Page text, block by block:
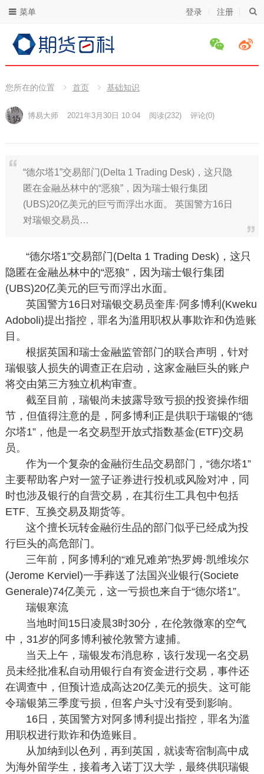
登录 注册
菜单
您所在的位置 首页 基础知识
博易大师 2021年3月30日 10:04 阅读(232) 评论(0)
“德尔塔1”交易部门(Delta 1 Trading Desk)，这只隐
匿在金融丛林中的“恶狼”，因为瑞士银行集团
(UBS)20亿美元的巨亏而浮出水面。 英国警方16日
对瑞银交易员…
“德尔塔1”交易部门(Delta 1 Trading Desk)，这只
隐匿在金融丛林中的“恶狼”，因为瑞士银行集团
(UBS)20亿美元的巨亏而浮出水面。
英国警方16日对瑞银交易员奎库·阿多博利(Kweku
Adoboli)提出指控，罪名为滥用职权从事欺诈和伪造账
目。
根据英国和瑞士金融监管部门的联合声明，针对
瑞银骇人损失的调查正在启动，这家金融巨头的账户
将交由第三方独立机构审查。
截至目前，瑞银尚未披露导致亏损的投资操作细
节，但值得注意的是，阿多博利正是供职于瑞银的“德
尔塔1”，他是一名交易型开放式指数基金(ETF)交易
员。
作为一个复杂的金融衍生品交易部门，“德尔塔1”
主要帮助客户对一篮子证券进行投机或风险对冲，同
时也涉及银行的自营交易，在其衍生工具包中包括
ETF、互换交易及期货等。
这个擅长玩转金融衍生品的部门似乎已经成为投
行巨头的高危部门。
三年前，阿多博利的“难兄难弟”热罗姆·凯维埃尔
(Jerome Kerviel)一手葬送了法国兴业银行(Societe
Generale)74亿美元，这一亏损也来自于“德尔塔1”。
瑞银寒流
当地时间15日凌晨3时30分，在伦敦微寒的空气
中，31岁的阿多博利被伦敦警方逮捕。
当天上午，瑞银发布消息称，该行发现一名交易
员未经批准私自动用银行自有资金进行交易，事件还
在调查中，但预计造成高达20亿美元的损失。这可能
令瑞银第三季度亏损，但客户头寸没有受到影响。
16日，英国警方对阿多博利提出指控，罪名为滥
用职权进行欺诈和伪造账目。
从加纳到以色列，再到英国，就读寄宿制高中成
为海外留学生，接着考入诺丁汉大学，最终供职瑞银